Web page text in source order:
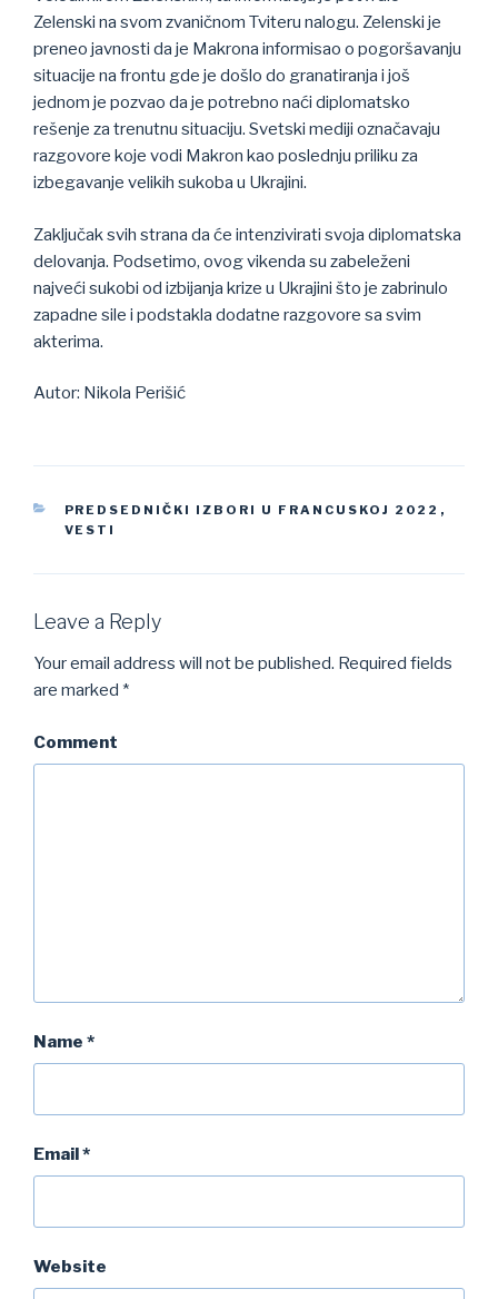
Zelenski na svom zvaničnom Tviteru nalogu. Zelenski je
preneo javnosti da je Makrona informisao o pogoršavanju
situacije na frontu gde je došlo do granatiranja i još
jednom je pozvao da je potrebno naći diplomatsko
rešenje za trenutnu situaciju. Svetski mediji označavaju
razgovore koje vodi Makron kao poslednju priliku za
izbegavanje velikih sukoba u Ukrajini.
Zaključak svih strana da će intenzivirati svoja diplomatska
delovanja. Podsetimo, ovog vikenda su zabeleženi
najveći sukobi od izbijanja krize u Ukrajini što je zabrinulo
zapadne sile i podstakla dodatne razgovore sa svim
akterima.
Autor: Nikola Perišić
CATEGORIES
PREDSEDNIČKI IZBORI U FRANCUSKOJ 2022 ,
VESTI
Leave a Reply
Your email address will not be published. Required fields
are marked *
Comment
Name *
Email*
Website